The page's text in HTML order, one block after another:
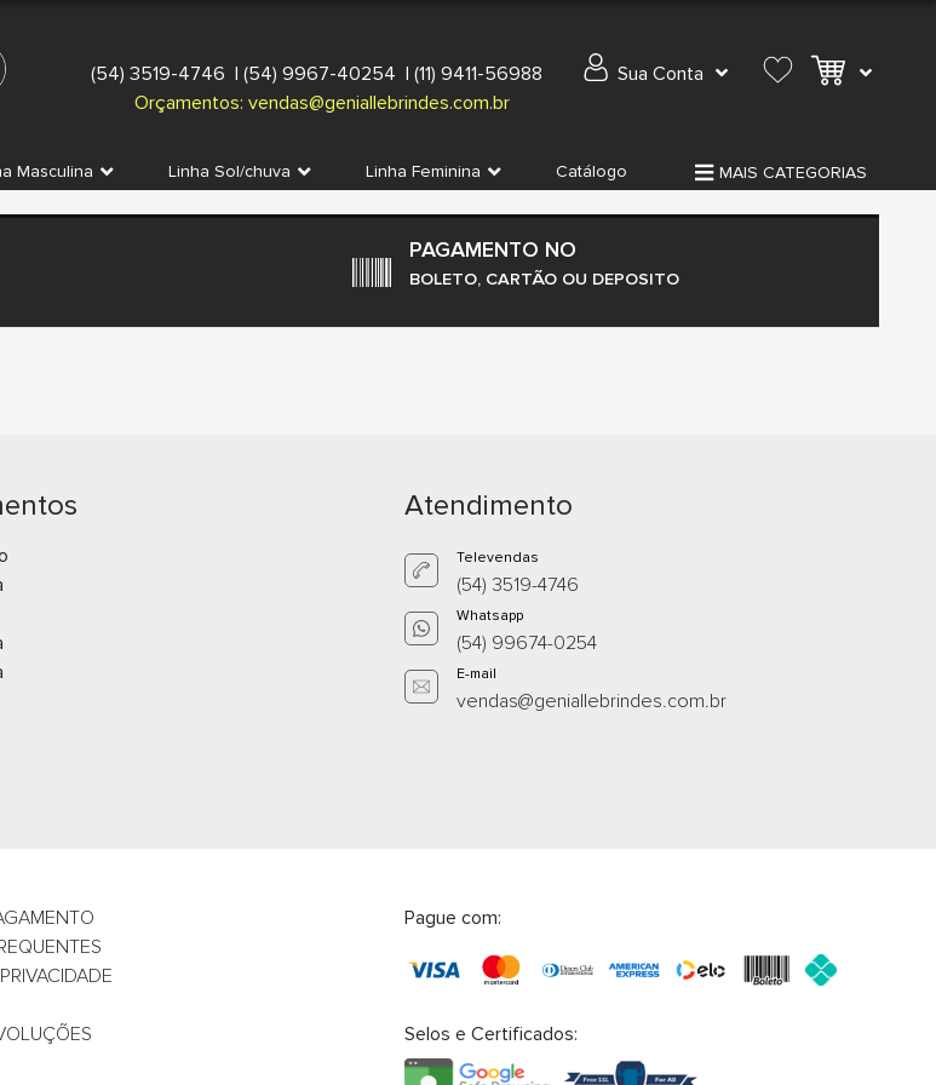
(54) 3519-4746 | (54) 9967-40254 | (11) 9411-56988
Orçamentos: vendas@geniallebrindes.com.br
Sua Conta
Masculina Linha Sol/chuva Linha Feminina Catálogo MAIS CATEGORIAS
PAGAMENTO NO
BOLETO, CARTÃO OU DEPOSITO
Atendimento
Televendas
(54) 3519-4746
Whatsapp
(54) 99674-0254
E-mail
vendas@geniallebrindes.com.br
Pague com:
Selos e Certificados: